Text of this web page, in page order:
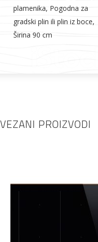
plamenika, Pogodna za
gradski plin ili plin iz boce,
Širina 90 cm
PROIZVODI